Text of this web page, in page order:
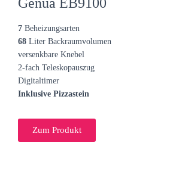
7 Beheizungsarten
68 Liter Backraumvolumen
versenkbare Knebel
2-fach Teleskopauszug
Digitaltimer
Inklusive Pizzastein
Zum Produkt